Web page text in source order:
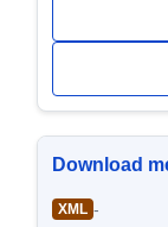
Download
XML -